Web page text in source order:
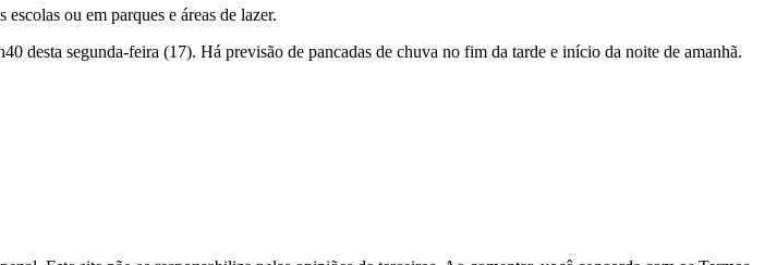
ou em parques e áreas de lazer.
desta segunda-feira (17). Há previsão de pancadas de chuva no fim da tarde e início da noite de amanhã.